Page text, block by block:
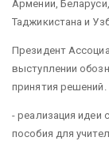
Армении,
Таджикистана и
Президент
выступлении
принятия
- реализация идеи
пособия для